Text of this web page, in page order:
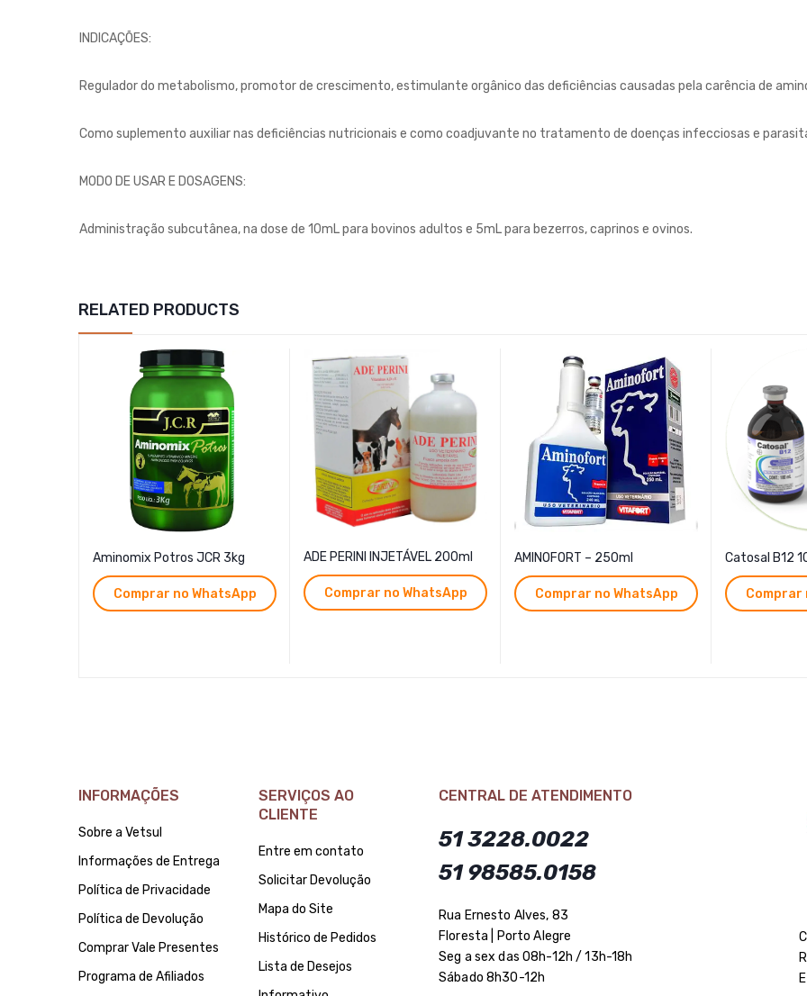
INDICAÇÕES:
Regulador do metabolismo, promotor de crescimento, estimulante orgânico das deficiências causadas pela carência de
Como suplemento auxiliar nas deficiências nutricionais e como coadjuvante no tratamento de doenças infecciosas e
MODO DE USAR E DOSAGENS:
Administração subcutânea, na dose de 10mL para bovinos adultos e 5mL para bezerros, caprinos e ovinos.
RELATED PRODUCTS
Aminomix Potros JCR 3kg
Comprar no WhatsApp
ADE PERINI INJETÁVEL 200ml
Comprar no WhatsApp
AMINOFORT – 250ml
Comprar no WhatsApp
Catosal B12
Comprar
INFORMAÇÕES
Sobre a Vetsul
Informações de Entrega
Política de Privacidade
Política de Devolução
Comprar Vale Presentes
Programa de Afiliados
SERVIÇOS AO
CLIENTE
Entre em contato
Solicitar Devolução
Mapa do Site
Histórico de Pedidos
Lista de Desejos
CENTRAL DE ATENDIMENTO
51 3228.0022
51 98585.0158
Rua Ernesto Alves, 83
Floresta | Porto Alegre
Seg a sex das 08h-12h / 13h-18h
Sábado 8h30-12h